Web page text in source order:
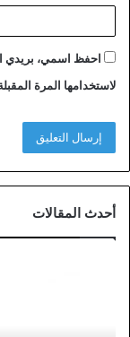
احفظ اسمي، بريدي
لاستخدامها المرة
أحدث المقالات